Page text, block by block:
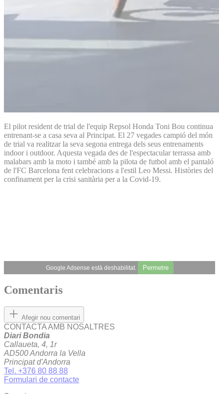
El pilot resident de trial de l'equip Repsol Honda Toni Bou continua
entrenant-se a casa seva al Principat. El 27 vegades campió del món
de trial va realitzar la seva segona entrega dels seus entrenaments
indoor i outdoor. Aquesta vegada des de l'espectacular terrassa amb
malabars amb la moto i també amb la pilota de futbol amb el pantaló
de l'FC Barcelona fent celebracions a l'estil Leo Messi. Històries del
confinament per la crisi sanitària per a la Covid-19.
Google Adsense està deshabilitat. Permetre
Comentaris
Afegir nou comentari
CONTACTA AMB NOSALTRES
Diari Bondia
Callaueta, 4, 1r
AD500 Andorra la Vella
Principat d'Andorra
Tel. +376 80 88 88
Formulari de contacte